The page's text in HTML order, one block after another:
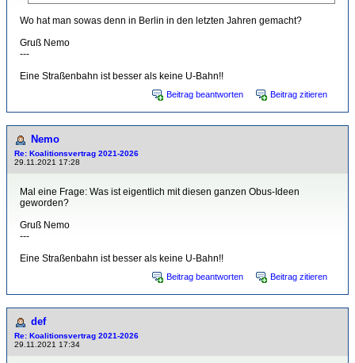
Wo hat man sowas denn in Berlin in den letzten Jahren gemacht?
Gruß Nemo
---
Eine Straßenbahn ist besser als keine U-Bahn!!
Beitrag beantworten Beitrag zitieren
Nemo
Re: Koalitionsvertrag 2021-2026
29.11.2021 17:28
Mal eine Frage: Was ist eigentlich mit diesen ganzen Obus-Ideen
geworden?
Gruß Nemo
---
Eine Straßenbahn ist besser als keine U-Bahn!!
Beitrag beantworten Beitrag zitieren
def
Re: Koalitionsvertrag 2021-2026
29.11.2021 17:34